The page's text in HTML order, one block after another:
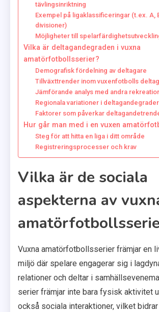
tävlingsinriktning
Exempel på ligaklassificeringar (t.ex. A,
divisioner)
Möjligheter till
Vilka är deltagandegraden i vuxna
amatörfotbollsserier?
Demografisk fördelning av deltagare
Tillväxttrender inom vuxenfotbolls
Jämförande analys med andra
Regionala variationer i deltagandegrader
Faktorer som påverkar
Hur går man med i en vuxen
Steg för att hitta en liga i ditt område
Registreringsprocesser och krav
Vilka är de sociala
aspekterna av
Vuxna amatörfotbollsserier främjar en
miljö där spelare engagerar sig i
relationer och deltar i
serier främjar inte bara fysisk aktivitet
också sociala interaktioner, vilket